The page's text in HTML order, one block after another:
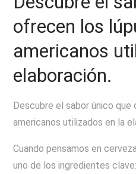
ofrecen los
americanos
elaboración.
Descubre el sabor único
americanos utilizados en la
Cuando pensamos en
uno de los ingredientes